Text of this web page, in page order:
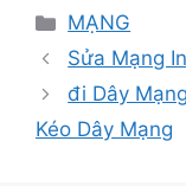
Danh
mục
MẠNG
Sửa Mạng
đi Dây
Kéo Dây Mạng